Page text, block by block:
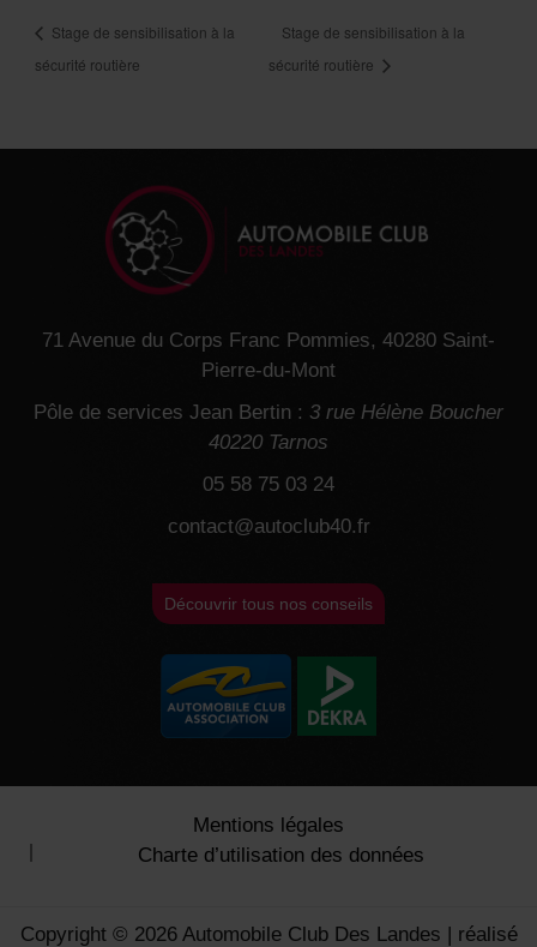
Stage de sensibilisation à la
sécurité routière
Stage de sensibilisation à la
sécurité routière
71 Avenue du Corps Franc Pommies, 40280 Saint-
Pierre-du-Mont
Pôle de services Jean Bertin : 3 rue Hélène Boucher
40220 Tarnos
05 58 75 03 24
contact@autoclub40.fr
Découvrir tous nos conseils
Mentions légales
Charte d’utilisation des données
Copyright © 2026 Automobile Club Des Landes | réalisé